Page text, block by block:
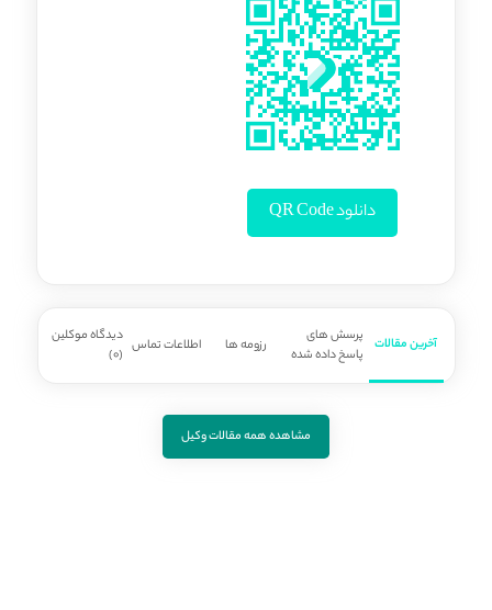
دانلود QR Code
آخرین مقالات
پرسش های
پاسخ داده شده
رزومه ها اطلاعات تماس دیدگاه موکلین
(0)
مشاهده همه مقالات وکیل